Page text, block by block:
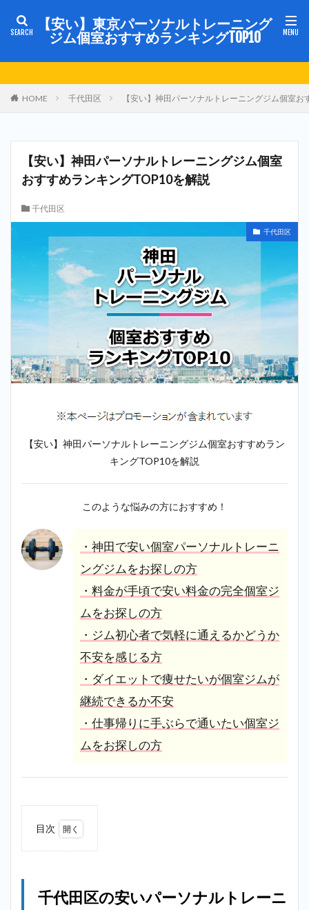
【安い】東京パーソナルトレーニング
ジム個室おすすめランキングTOP10
HOME 千代田区 【安い】神田パーソナルトレーニングジム個室
【安い】神田パーソナルトレーニングジム個室
おすすめランキングTOP10を解説
千代田区
千代田区
【安い】神田パーソナルトレーニングジム個室おすすめラン
キングTOP10を解説
このような悩みの方におすすめ！
・神田で安い個室パーソナルトレーニ
ングジムをお探しの方
・料金が手頃で安い料金の完全個室ジ
ムをお探しの方
・ジム初心者で気軽に通えるかどうか
不安を感じる方
・ダイエットで痩せたいが個室ジムが
継続できるか不安
・仕事帰りに手ぶらで通いたい個室ジ
ムをお探しの方
目次
いパ
千代田区の安いパーソナルトレーニ